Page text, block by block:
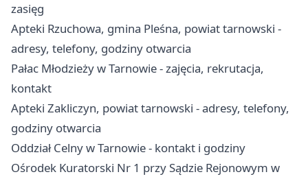
zasięg
Apteki Rzuchowa, gmina Pleśna, powiat tarnowski -
adresy, telefony, godziny otwarcia
Pałac Młodzieży w Tarnowie - zajęcia, rekrutacja,
kontakt
Apteki Zakliczyn, powiat tarnowski - adresy, telefony,
godziny otwarcia
Oddział Celny w Tarnowie - kontakt i godziny
Ośrodek Kuratorski Nr 1 przy Sądzie Rejonowym w